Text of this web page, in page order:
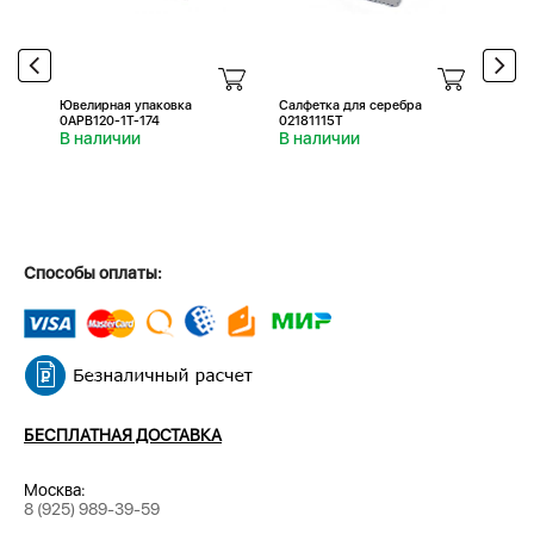
Ювелирная упаковка
0APB120-1T-174
В наличии
Салфетка для серебра
02181115T
В наличии
Способы оплаты:
БЕСПЛАТНАЯ ДОСТАВКА
Москва:
8 (925) 989-39-59